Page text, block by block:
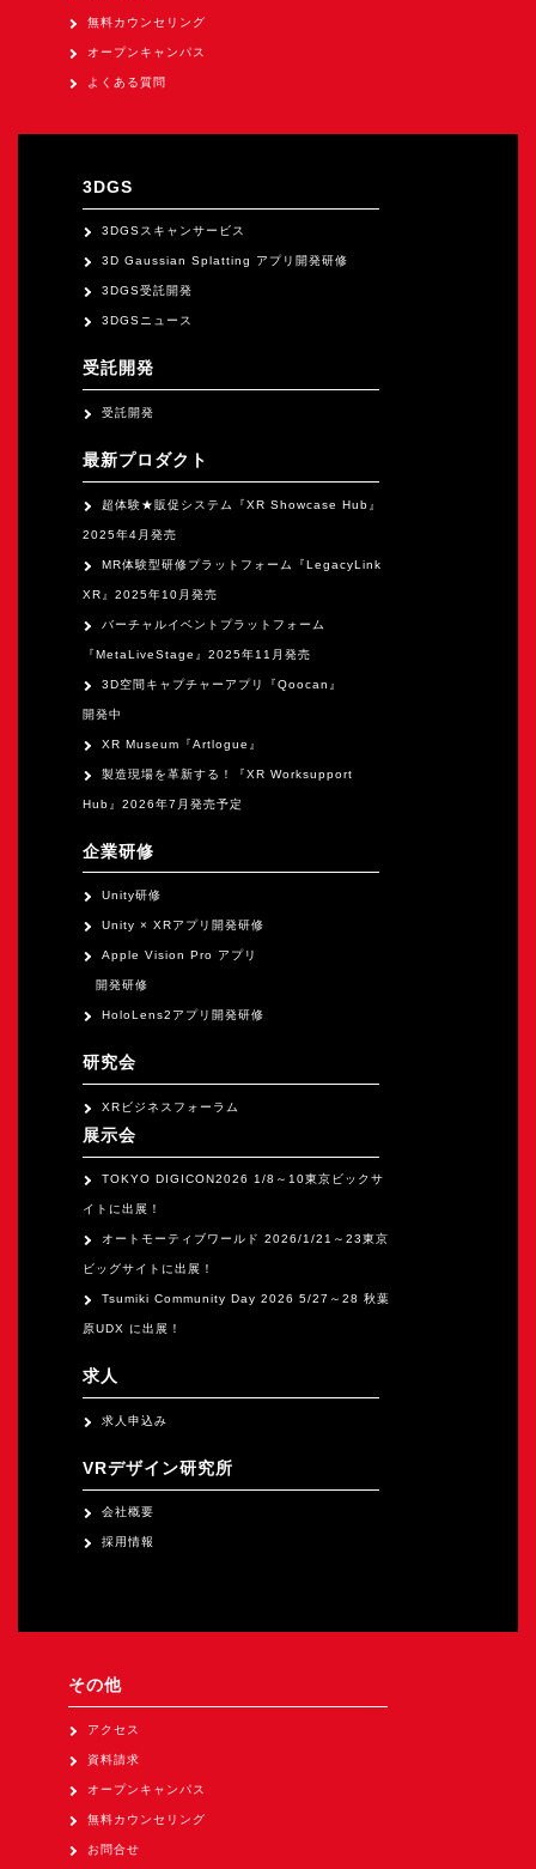
（1/21～23東京ビッグサイト）に出展。
Tsumiki Community Day 2026
求人申込み
オープンキャンパス
無料カウンセリング
オープンキャンパス
よくある質問
3DGS
3DGSスキャンサービス
3D Gaussian Splatting アプリ開発研修
3DGS受託開発
3DGSニュース
受託開発
受託開発
最新プロダクト
超体験★販促システム『XR Showcase Hub』
2025年4月発売
MR体験型研修プラットフォーム『LegacyLink
XR』2025年10月発売
バーチャルイベントプラットフォーム
『MetaLiveStage』2025年11月発売
3D空間キャプチャーアプリ『Qoocan』
開発中
XR Museum『Artlogue』
製造現場を革新する！『XR Worksupport
Hub』2026年7月発売予定
企業研修
Unity研修
Unity × XRアプリ開発研修
Apple Vision Pro アプリ
開発研修
HoloLens2アプリ開発研修
研究会
XRビジネスフォーラム
展示会
TOKYO DIGICON2026 1/8～10東京ビックサ
イトに出展！
オートモーティブワールド 2026/1/21～23東京
ビッグサイトに出展！
Tsumiki Community Day 2026 5/27～28 秋葉
原UDX に出展！
求人
求人申込み
VRデザイン研究所
会社概要
採用情報
その他
アクセス
資料請求
オープンキャンパス
無料カウンセリング
お問合せ